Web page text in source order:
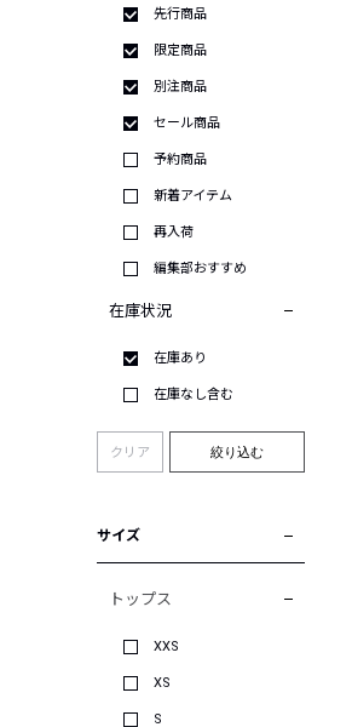
先行商品
限定商品
別注商品
セール商品
予約商品
新着アイテム
再入荷
編集部おすすめ
在庫状況
在庫あり
在庫なし含む
クリア 絞り込む
サイズ
トップス
XXS
XS
S